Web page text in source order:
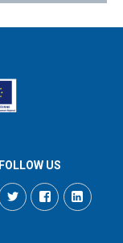
FOLLOW US
TwitterFacebook